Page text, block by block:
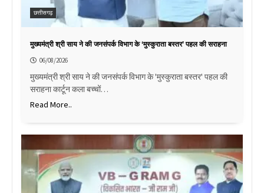
छत्तीसगढ़
मुख्यमंत्री श्री साय ने की जनसंपर्क विभाग के ‘मुस्कुराता बस्तर’ पहल की सराहना
06/08/2026
मुख्यमंत्री श्री साय ने की जनसंपर्क विभाग के 'मुस्कुराता बस्तर' पहल की
सराहना कार्टून कला बच्चों…
Read More..